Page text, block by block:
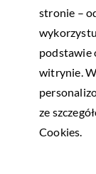
stronie –
podstawie
witrynie.
ze
Cookies.